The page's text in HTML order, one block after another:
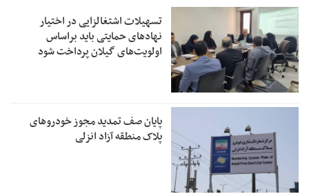
تسهیلات اشتغالزایی در اختیار
نهادهای حمایتی باید براساس
اولویت‌های گیلان پرداخت شود
پایان صف تمدید مجوز خودروهای
پلاک منطقه آزاد انزلی